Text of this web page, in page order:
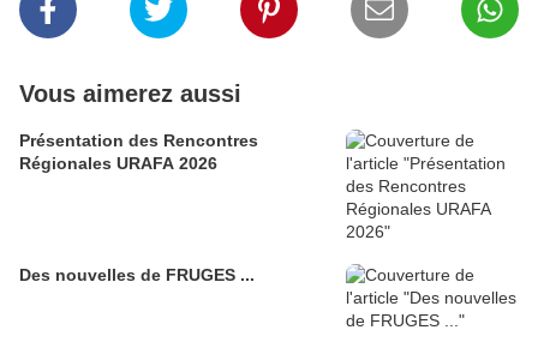
Vous aimerez aussi
Présentation des Rencontres
Régionales URAFA 2026
Des nouvelles de FRUGES ...